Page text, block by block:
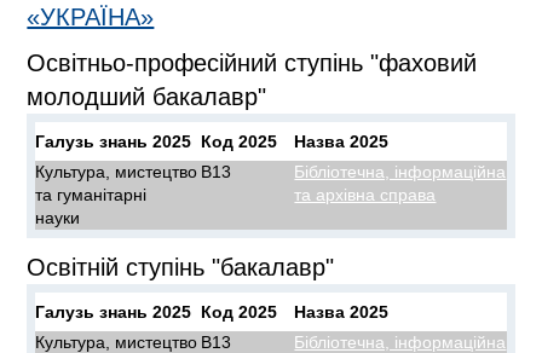
«УКРАЇНА»
Освітньо-професійний ступінь "фаховий
молодший бакалавр"
Галузь знань 2025 Код 2025
Назва 2025
Культура, мистецтво
та гуманітарні
науки
B13
Бібліотечна, інформаційна
та архівна справа
Освітній ступінь "бакалавр"
Галузь знань 2025 Код 2025
Назва 2025
Культура, мистецтво B13
Бібліотечна, інформаційна